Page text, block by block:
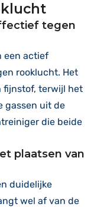
tegen
een actief
rooklucht. Het
fijnstof, terwijl het
gassen uit de
die beide
plaatsen van
duidelijke
wel af van de